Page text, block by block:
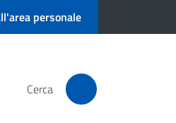
personale
Cerca